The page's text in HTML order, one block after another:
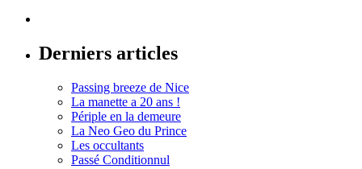
Derniers articles
Passing breeze de Nice
La manette a 20 ans !
Périple en la demeure
La Neo Geo du Prince
Les occultants
Passé Conditionnul